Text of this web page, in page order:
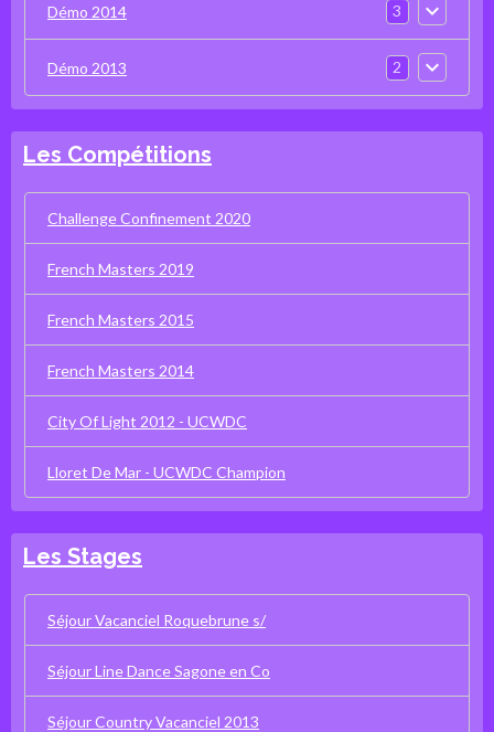
Démo 2014 3
Démo 2013 2
Les Compétitions
Challenge Confinement 2020
French Masters 2019
French Masters 2015
French Masters 2014
City Of Light 2012 - UCWDC
Lloret De Mar - UCWDC Champion
Les Stages
Séjour Vacanciel Roquebrune s/
Séjour Line Dance Sagone en Co
Séjour Country Vacanciel 2013